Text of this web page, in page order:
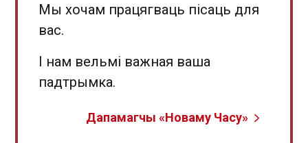
Мы хочам працягваць пісаць для
вас.
І нам вельмі важная ваша
падтрымка.
Дапамагчы «Новаму Часу»